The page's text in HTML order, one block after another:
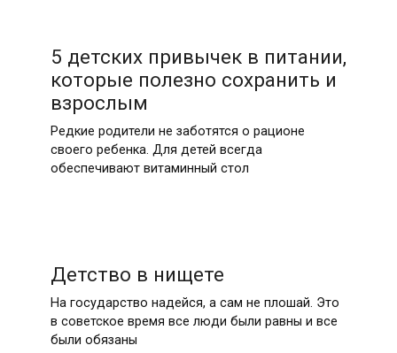
5 детских привычек в питании,
которые полезно сохранить и
взрослым
Редкие родители не заботятся о рационе
своего ребенка. Для детей всегда
обеспечивают витаминный стол
Детство в нищете
На государство надейся, а сам не плошай. Это
в советское время все люди были равны и все
были обязаны